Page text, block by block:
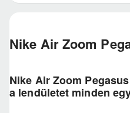
Nike Air Zoom
Nike Air Zoom
a lendületet minden